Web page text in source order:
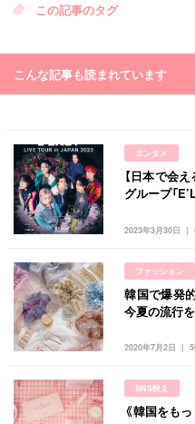
この記事のタグ
こんな記事も読まれています
エンタメ
2023年3月30日
【日本で会
グループ「
ファッション
2020年7月2日
韓国で爆発
今夏の流行
SNS映え
《韓国をも